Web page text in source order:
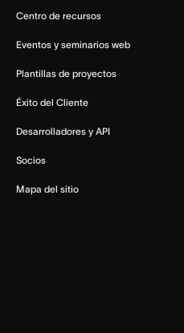
Centro de recursos
Eventos y seminarios web
Plantillas de proyectos
Éxito del Cliente
Desarrolladores y API
Socios
Mapa del sitio